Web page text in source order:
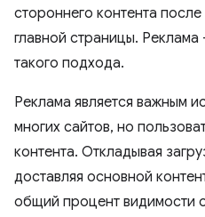
стороннего контента
главной страницы.
такого подхода.
Реклама является важным
многих сайтов, но
контента. Откладывая
доставляя основной
общий процент видимости